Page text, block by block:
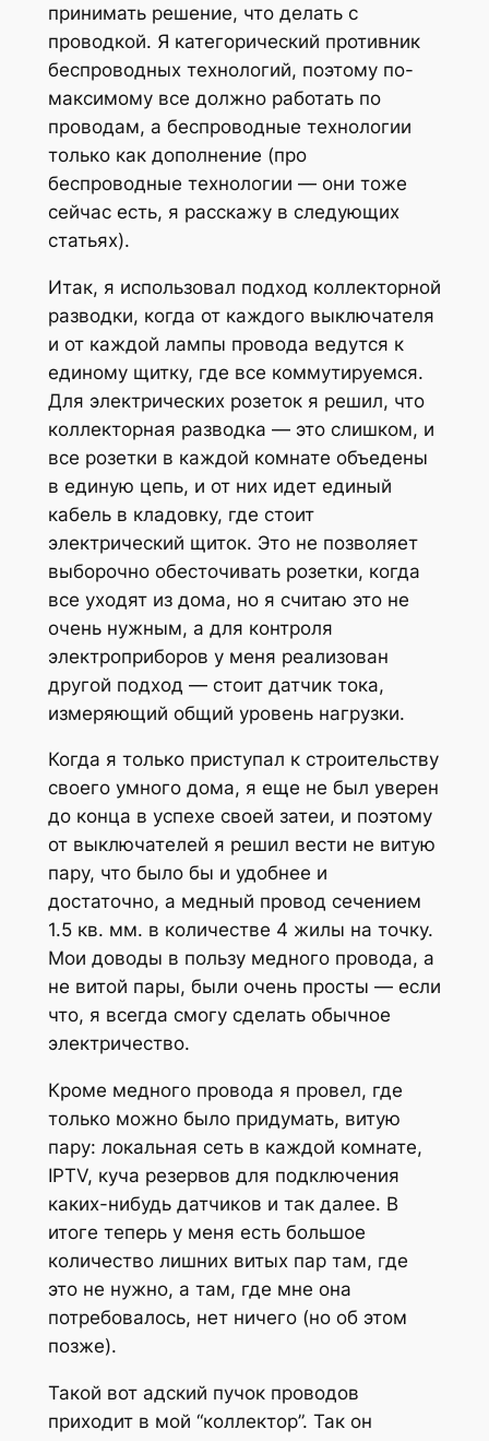
принимать решение, что делать с
проводкой. Я категорический противник
беспроводных технологий, поэтому по-
максимому все должно работать по
проводам, а беспроводные технологии
только как дополнение (про
беспроводные технологии — они тоже
сейчас есть, я расскажу в следующих
статьях).
Итак, я использовал подход коллекторной
разводки, когда от каждого выключателя
и от каждой лампы провода ведутся к
единому щитку, где все коммутируемся.
Для электрических розеток я решил, что
коллекторная разводка — это слишком, и
все розетки в каждой комнате объедены
в единую цепь, и от них идет единый
кабель в кладовку, где стоит
электрический щиток. Это не позволяет
выборочно обесточивать розетки, когда
все уходят из дома, но я считаю это не
очень нужным, а для контроля
электроприборов у меня реализован
другой подход — стоит датчик тока,
измеряющий общий уровень нагрузки.
Когда я только приступал к строительству
своего умного дома, я еще не был уверен
до конца в успехе своей затеи, и поэтому
от выключателей я решил вести не витую
пару, что было бы и удобнее и
достаточно, а медный провод сечением
1.5 кв. мм. в количестве 4 жилы на точку.
Мои доводы в пользу медного провода, а
не витой пары, были очень просты — если
что, я всегда смогу сделать обычное
электричество.
Кроме медного провода я провел, где
только можно было придумать, витую
пару: локальная сеть в каждой комнате,
IPTV, куча резервов для подключения
каких-нибудь датчиков и так далее. В
итоге теперь у меня есть большое
количество лишних витых пар там, где
это не нужно, а там, где мне она
потребовалось, нет ничего (но об этом
позже).
Такой вот адский пучок проводов
приходит в мой “коллектор”. Так он